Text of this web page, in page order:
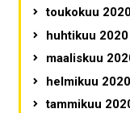
toukokuu
huhtikuu 2020
maaliskuu
helmikuu 2020
tammikuu